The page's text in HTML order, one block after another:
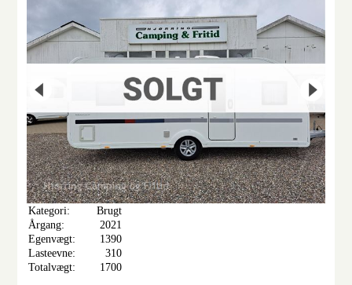
Kategori:
Brugt
Årgang:
2021
Egenvægt:
1390
Lasteevne:
310
Totalvægt:
1700